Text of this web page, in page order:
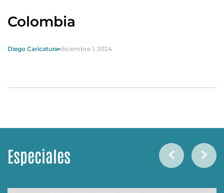
Colombia
Diego Caricatura diciembre 1, 2024
Especiales